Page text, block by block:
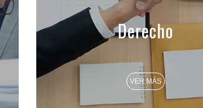
Derecho
VER MÁS